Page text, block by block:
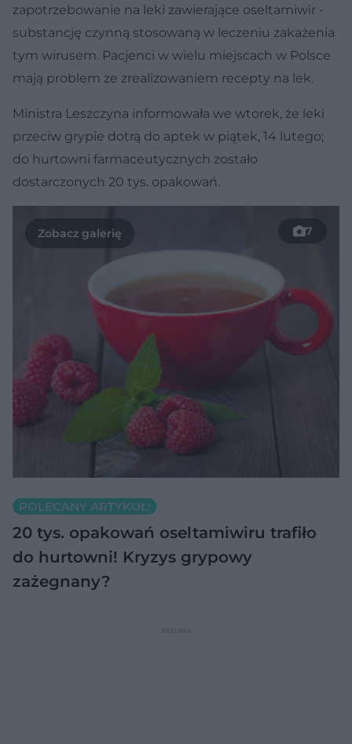
zapotrzebowanie na leki zawierające oseltamiwir -
substancję czynną stosowaną w leczeniu zakażenia
tym wirusem. Pacjenci w wielu miejscach w Polsce
mają problem ze zrealizowaniem recepty na lek.
Ministra Leszczyna informowała we wtorek, że leki
przeciw grypie dotrą do aptek w piątek, 14 lutego;
do hurtowni farmaceutycznych zostało
dostarczonych 20 tys. opakowań.
7
POLECANY ARTYKUŁ:
20 tys. opakowań oseltamiwiru trafiło
do hurtowni! Kryzys grypowy
zażegnany?